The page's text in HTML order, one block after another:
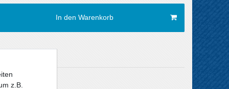
In den Warenkorb
Versandkosten
z.B.